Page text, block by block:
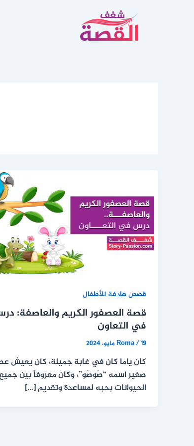
قصص هادفة للأطفال
قصة العصفور الكريم والعاصفة:
في التعاون
Roma/19 مايو، 2024
كان ياما كان في غابة جميلة، كان يعيش
صغير اسمه “صَوصَو”، وكان معروفاً بين
الحيوانات بحبه لمساعدة وتقديم […]